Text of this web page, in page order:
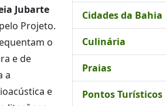
Jubarte
Projeto.
o
e de
a
e
Cidades da Bahia
Culinária
Praias
Pontos Turísticos